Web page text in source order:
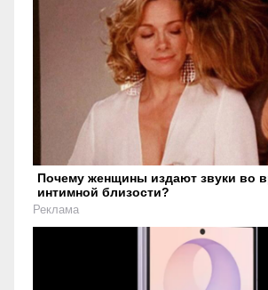
Почему женщины издают звуки во
интимной близости?
Реклама